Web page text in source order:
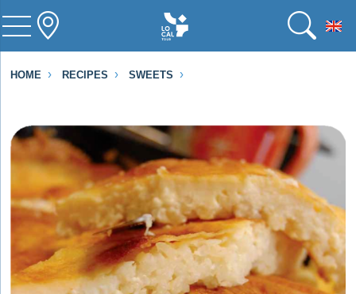
HOME RECIPES SWEETS